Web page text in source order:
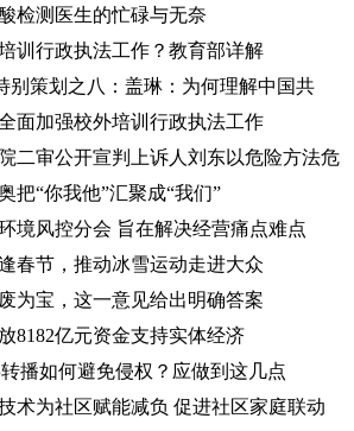
检测医生的忙碌与无奈
训行政执法工作？教育部详解
别策划之八：盖琳：为何理解中国共
面加强校外培训行政执法工作
二审公开宣判上诉人刘东以危险方法危
把“你我他”汇聚成“我们”
境风控分会 旨在解决经营痛点难点
春节，推动冰雪运动走进大众
为宝，这一意见给出明确答案
8182亿元资金支持实体经济
播如何避免侵权？应做到这几点
术为社区赋能减负 促进社区家庭联动